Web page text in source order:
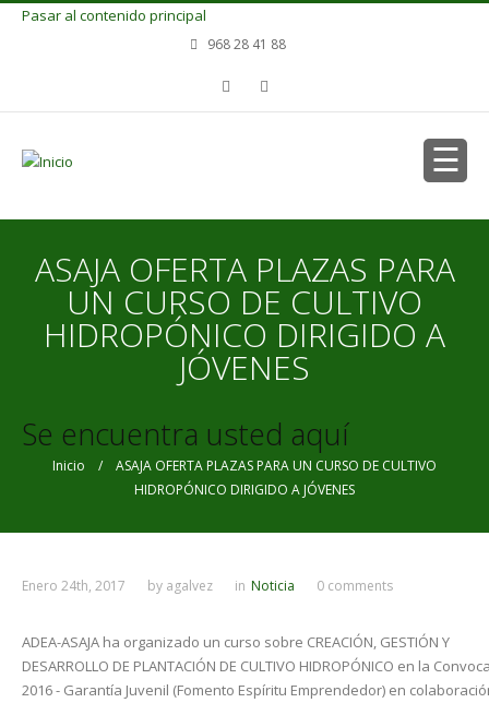
Pasar al contenido principal
968 28 41 88
ASAJA OFERTA PLAZAS PARA
UN CURSO DE CULTIVO
HIDROPÓNICO DIRIGIDO A
JÓVENES
Se encuentra usted aquí
Inicio / ASAJA OFERTA PLAZAS PARA UN CURSO DE CULTIVO
HIDROPÓNICO DIRIGIDO A JÓVENES
Enero 24th, 2017 by agalvez in Noticia 0 comments
ADEA-ASAJA ha organizado un curso sobre CREACIÓN, GESTIÓN Y
DESARROLLO DE PLANTACIÓN DE CULTIVO HIDROPÓNICO en la
2016 - Garantía Juvenil (Fomento Espíritu Emprendedor) en